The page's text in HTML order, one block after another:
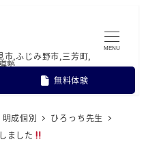
市,ふじみ野市,三芳町,
塾
無料体験
MENU
成個別
ひろっち先生
ました